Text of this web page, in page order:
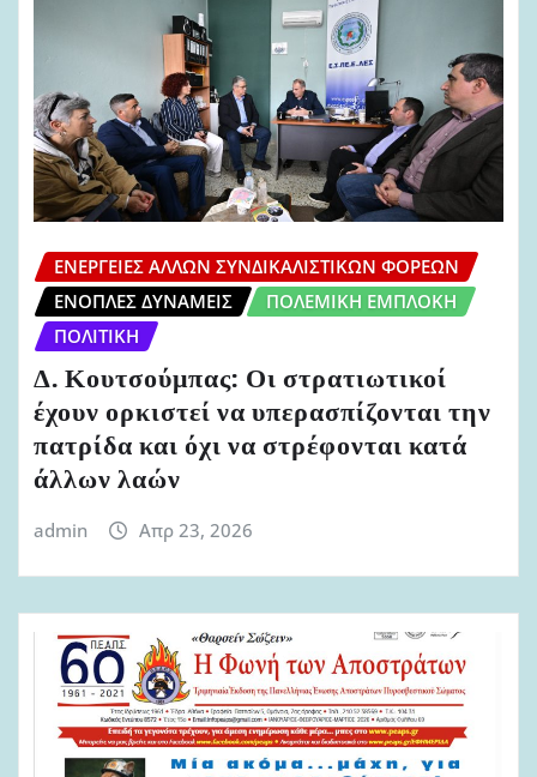
ΕΝΈΡΓΕΙΕΣ ΆΛΛΩΝ ΣΥΝΔΙΚΑΛΙΣΤΙΚΏΝ ΦΟΡΈΩΝ
ΈΝΟΠΛΕΣ ΔΥΝΆΜΕΙΣ
ΠΟΛΕΜΙΚΉ ΕΜΠΛΟΚΉ
ΠΟΛΙΤΙΚΉ
Δ. Κουτσούμπας: Οι στρατιωτικοί
έχουν ορκιστεί να υπερασπίζονται την
πατρίδα και όχι να στρέφονται κατά
άλλων λαών
admin Απρ 23, 2026